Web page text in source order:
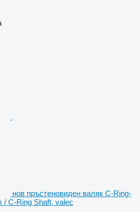
нов пръстеновиден валяк C-Ring-
/ C-Ring Shaft, valec